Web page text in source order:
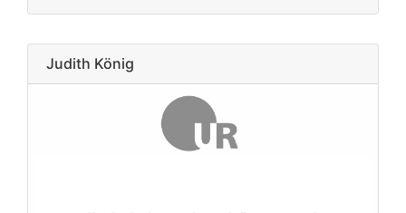
Judith König